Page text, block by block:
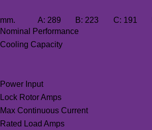
mm. A: 289 B: 223 C: 191
Nominal Performance
Cooling Capacity
Power Input
Lock Rotor Amps
Max Continuous Current
Rated Load Amps